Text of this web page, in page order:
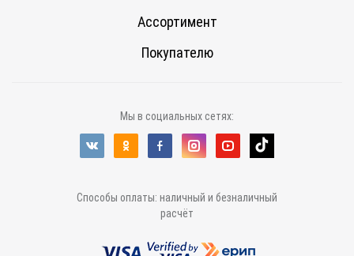
Ассортимент
Покупателю
Мы в социальных сетях:
Способы оплаты: наличный и безналичный
расчёт